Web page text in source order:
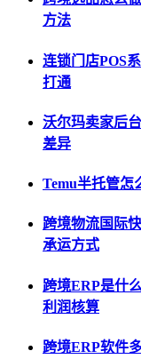
方法
连锁门店POS
打通
沃尔玛卖家后
差异
Temu半托管怎
跨境物流国际
承运方式
跨境ERP是什
利润核算
跨境ERP软件